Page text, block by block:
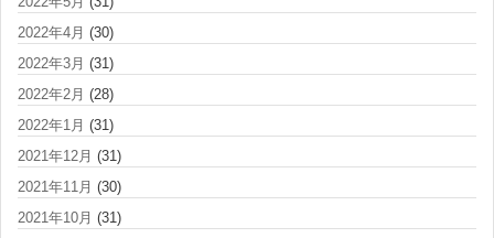
2022年4月 (30)
2022年3月 (31)
2022年2月 (28)
2022年1月 (31)
2021年12月 (31)
2021年11月 (30)
2021年10月 (31)